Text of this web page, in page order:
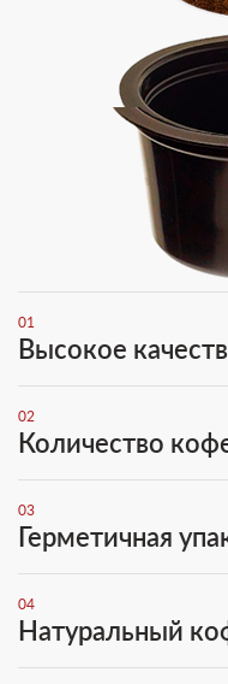
01
Высокое
02
Количество
03
Герметичная
04
Натуральный